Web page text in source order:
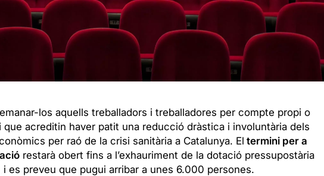
los aquells treballadors i treballadores per compte propi o
que acreditin haver patit una reducció dràstica i involuntària dels
per raó de la crisi sanitària a Catalunya. El termini per a
restarà obert fins a l’exhauriment de la dotació pressupostària
es preveu que pugui arribar a unes 6.000 persones.